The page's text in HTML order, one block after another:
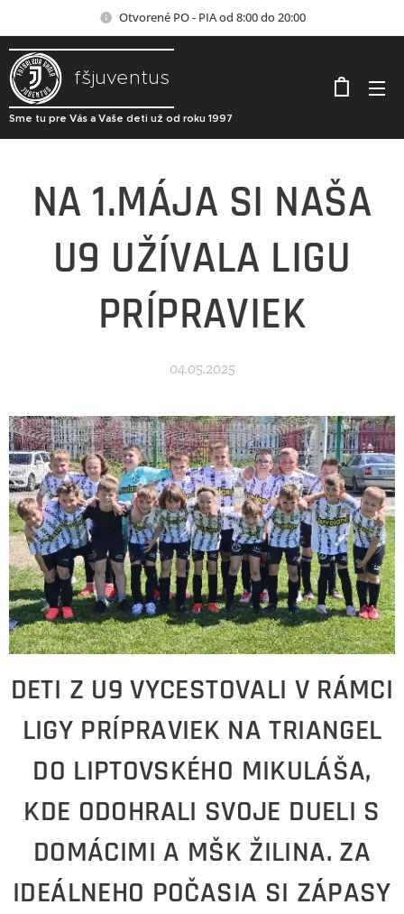
Otvorené PO - PIA od 8:00 do 20:00
fšjuventus
Sme tu pre Vás a Vaše deti už od roku 1997
NA 1.MÁJA SI NAŠA
U9 UŽÍVALA LIGU
PRÍPRAVIEK
04.05.2025
DETI Z U9 VYCESTOVALI V RÁMCI
LIGY PRÍPRAVIEK NA TRIANGEL
DO LIPTOVSKÉHO MIKULÁŠA,
KDE ODOHRALI SVOJE DUELI S
DOMÁCIMI A MŠK ŽILINA. ZA
IDEÁLNEHO POČASIA SI ZÁPASY